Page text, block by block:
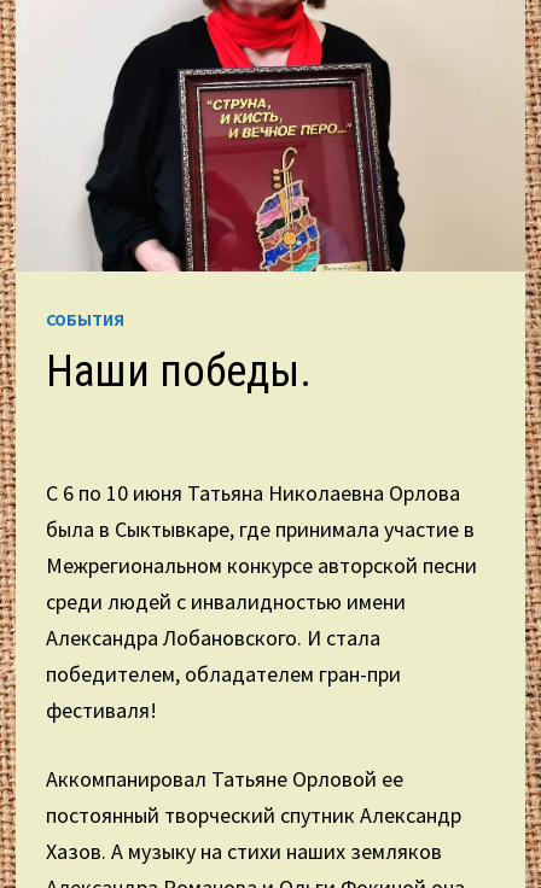
СОБЫТИЯ
Наши победы.
С 6 по 10 июня Татьяна Николаевна Орлова
была в Сыктывкаре, где принимала участие в
Межрегиональном конкурсе авторской песни
среди людей с инвалидностью имени
Александра Лобановского. И стала
победителем, обладателем гран-при
фестиваля!
Аккомпанировал Татьяне Орловой ее
постоянный творческий спутник Александр
Хазов. А музыку на стихи наших земляков